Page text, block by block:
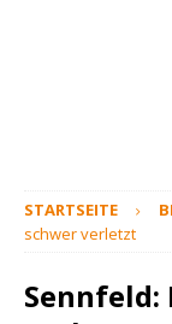
STARTSEITE
schwer verletzt